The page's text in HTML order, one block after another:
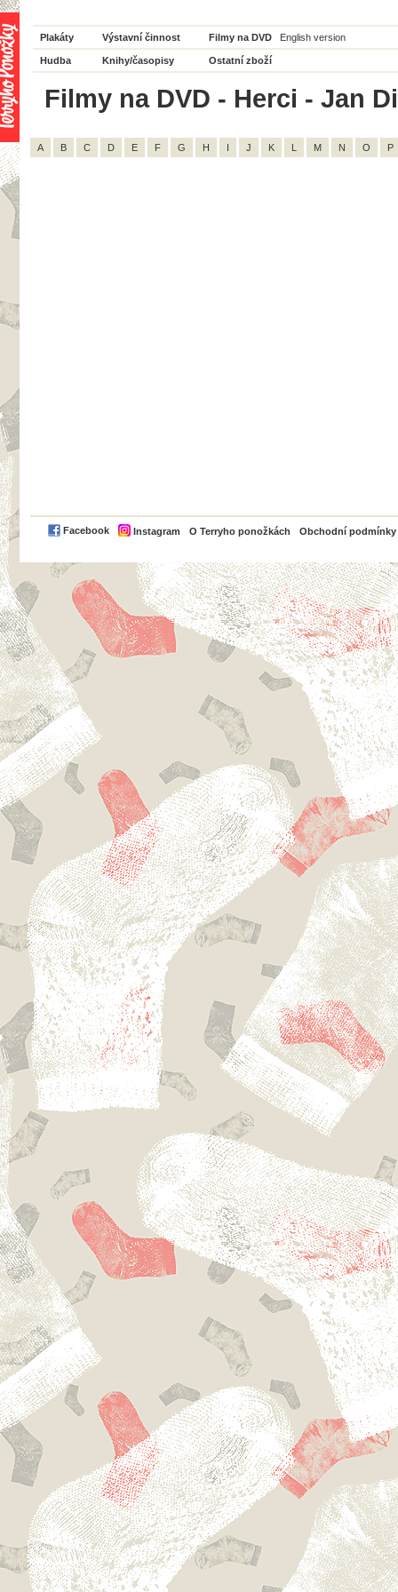
Plakáty Výstavní činnost Filmy na DVD English version
Hudba Knihy/časopisy Ostatní zboží
Filmy na DVD - Herci - Jan
A B C D E F G H I J K L M N O P
Facebook Instagram O Terryho ponožkách Obchodní podmínky
PayPal